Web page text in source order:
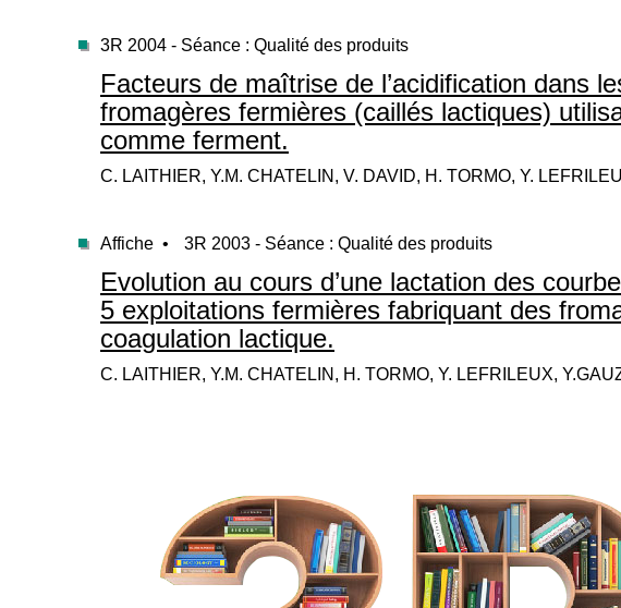
3R 2004 - Séance : Qualité des produits
Facteurs de maîtrise de l’acidification dans
fromagères fermières (caillés lactiques)
comme ferment.
C. LAITHIER, Y.M. CHATELIN, V. DAVID, H. TORMO, Y.
Affiche • 3R 2003 - Séance : Qualité des produits
Evolution au cours d’une lactation des
5 exploitations fermières fabriquant des
coagulation lactique.
C. LAITHIER, Y.M. CHATELIN, H. TORMO, Y. LEFRILEUX,